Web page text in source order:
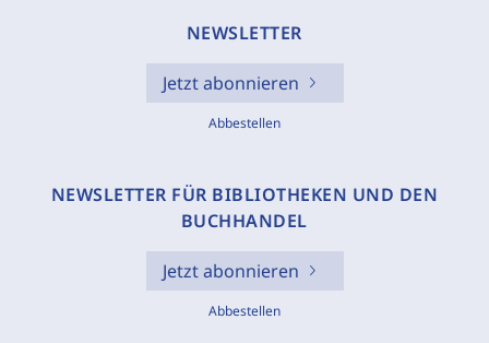
NEWSLETTER
Jetzt abonnieren
Abbestellen
NEWSLETTER FÜR BIBLIOTHEKEN UND DEN
BUCHHANDEL
Jetzt abonnieren
Abbestellen